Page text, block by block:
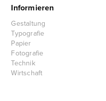
Informieren
Gestaltung
Typografie
Papier
Fotografie
Technik
Wirtschaft